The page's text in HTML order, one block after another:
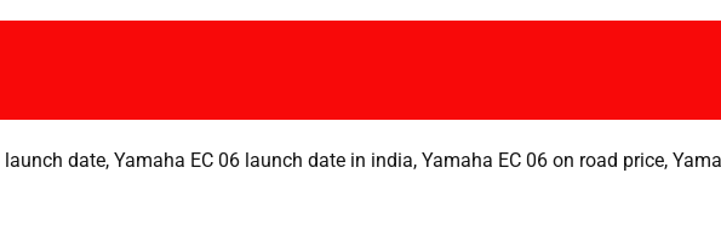
launch date, Yamaha EC 06 launch date in india, Yamaha EC 06 on road price,